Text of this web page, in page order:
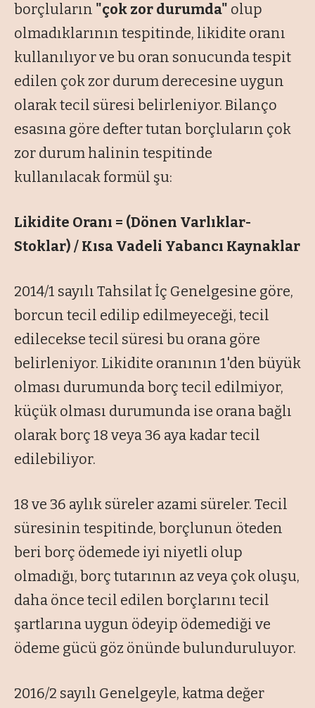
borçluların "çok zor durumda" olup
olmadıklarının tespitinde, likidite oranı
kullanılıyor ve bu oran sonucunda tespit
edilen çok zor durum derecesine uygun
olarak tecil süresi belirleniyor. Bilanço
esasına göre defter tutan borçluların çok
zor durum halinin tespitinde
kullanılacak formül şu:
Likidite Oranı = (Dönen Varlıklar-
Stoklar) / Kısa Vadeli Yabancı Kaynaklar
2014/1 sayılı Tahsilat İç Genelgesine göre,
borcun tecil edilip edilmeyeceği, tecil
edilecekse tecil süresi bu orana göre
belirleniyor. Likidite oranının 1'den büyük
olması durumunda borç tecil edilmiyor,
küçük olması durumunda ise orana bağlı
olarak borç 18 veya 36 aya kadar tecil
edilebiliyor.
18 ve 36 aylık süreler azami süreler. Tecil
süresinin tespitinde, borçlunun öteden
beri borç ödemede iyi niyetli olup
olmadığı, borç tutarının az veya çok oluşu,
daha önce tecil edilen borçlarını tecil
şartlarına uygun ödeyip ödemediği ve
ödeme gücü göz önünde bulunduruluyor.
2016/2 sayılı Genelgeyle, katma değer